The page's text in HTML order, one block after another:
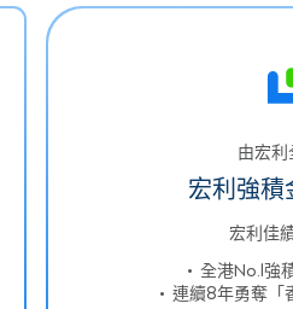
由宏
宏利強積
宏利佳
• 全港No.1強
• 連續8年勇奪「